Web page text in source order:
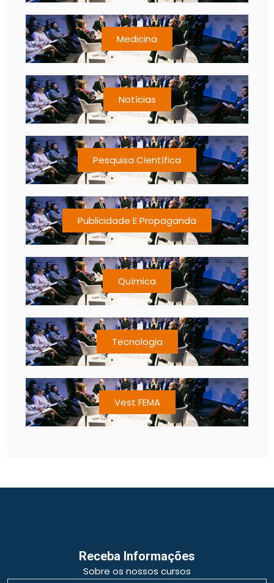
Medicina
Notícias
Pesquisa Científica
Publicidade E Propaganda
Química
Tecnologia
Vest FEMA
Receba Informações
Sobre os nossos cursos